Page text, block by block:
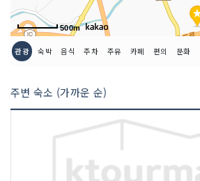
이용요금 무료
500m
관광 숙박 음식 주차 주유 카페 편의 문화
주변 숙소 (가까운 순)